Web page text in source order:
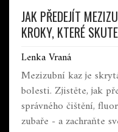
JAK PŘEDEJÍT
KROKY, KTERÉ
Lenka Vraná
Mezizubní kaz je
bolesti. Zjistěte, jak
správného čištění,
zubaře - a zachraňte